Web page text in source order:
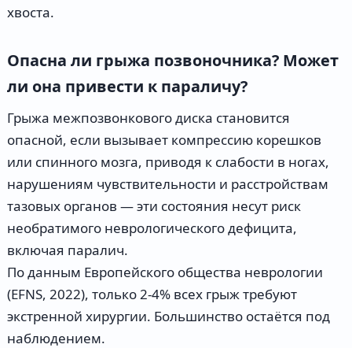
хвоста.
Опасна ли грыжа позвоночника? Может
ли она привести к параличу?
Грыжа межпозвонкового диска становится
опасной, если вызывает компрессию корешков
или спинного мозга, приводя к слабости в ногах,
нарушениям чувствительности и расстройствам
тазовых органов — эти состояния несут риск
необратимого неврологического дефицита,
включая паралич.
По данным Европейского общества неврологии
(EFNS, 2022), только 2-4% всех грыж требуют
экстренной хирургии. Большинство остаётся под
наблюдением.